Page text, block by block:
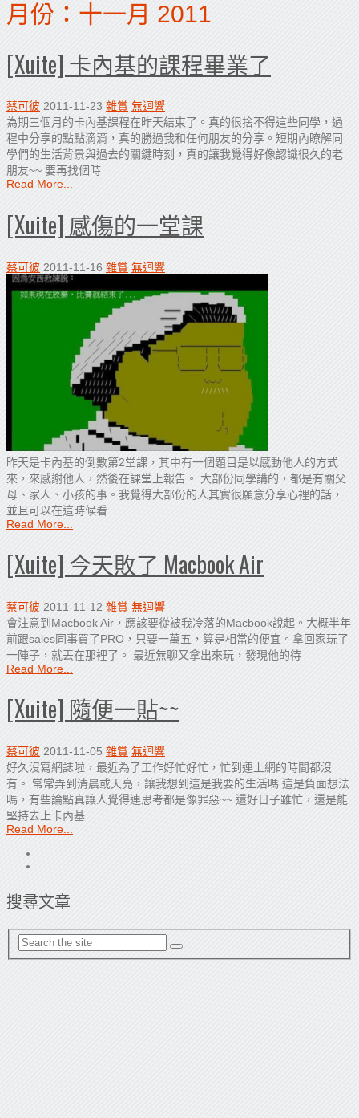
月份：十一月 2011
[Xuite] 卡內基的課程畢業了
蔡可彼 2011-11-23 雜賞 無迴響
為期三個月的卡內基課程在昨天結束了。真的很捨不得這些同學，過
程中分享的點點滴滴，真的勝過我和任何朋友的分享。短期內瞭解同
學們的生活背景與過去的關鍵時刻，真的讓我覺得好像認識很久的老
朋友~~ 要再找個時
Read More...
[Xuite] 感傷的一堂課
蔡可彼 2011-11-16 雜賞 無迴響
昨天是卡內基的倒數第2堂課，其中有一個題目是以感動他人的方式
來，來感謝他人，然後在課堂上報告。 大部份同學講的，都是有關父
母、家人、小孩的事。我覺得大部份的人其實很願意分享心裡的話，
並且可以在這時候看
Read More...
[Xuite] 今天敗了 Macbook Air
蔡可彼 2011-11-12 雜賞 無迴響
會注意到Macbook Air，應該要從被我冷落的Macbook說起。大概半年
前跟sales同事買了PRO，只要一萬五，算是相當的便宜。拿回家玩了
一陣子，就丟在那裡了。 最近無聊又拿出來玩，發現他的待
Read More...
[Xuite] 隨便一貼~~
蔡可彼 2011-11-05 雜賞 無迴響
好久沒寫網誌啦，最近為了工作好忙好忙，忙到連上網的時間都沒
有。 常常弄到清晨或天亮，讓我想到這是我要的生活嗎 這是負面想法
嗎，有些論點真讓人覺得連思考都是像罪惡~~ 還好日子雖忙，還是能
堅持去上卡內基
Read More...
搜尋文章